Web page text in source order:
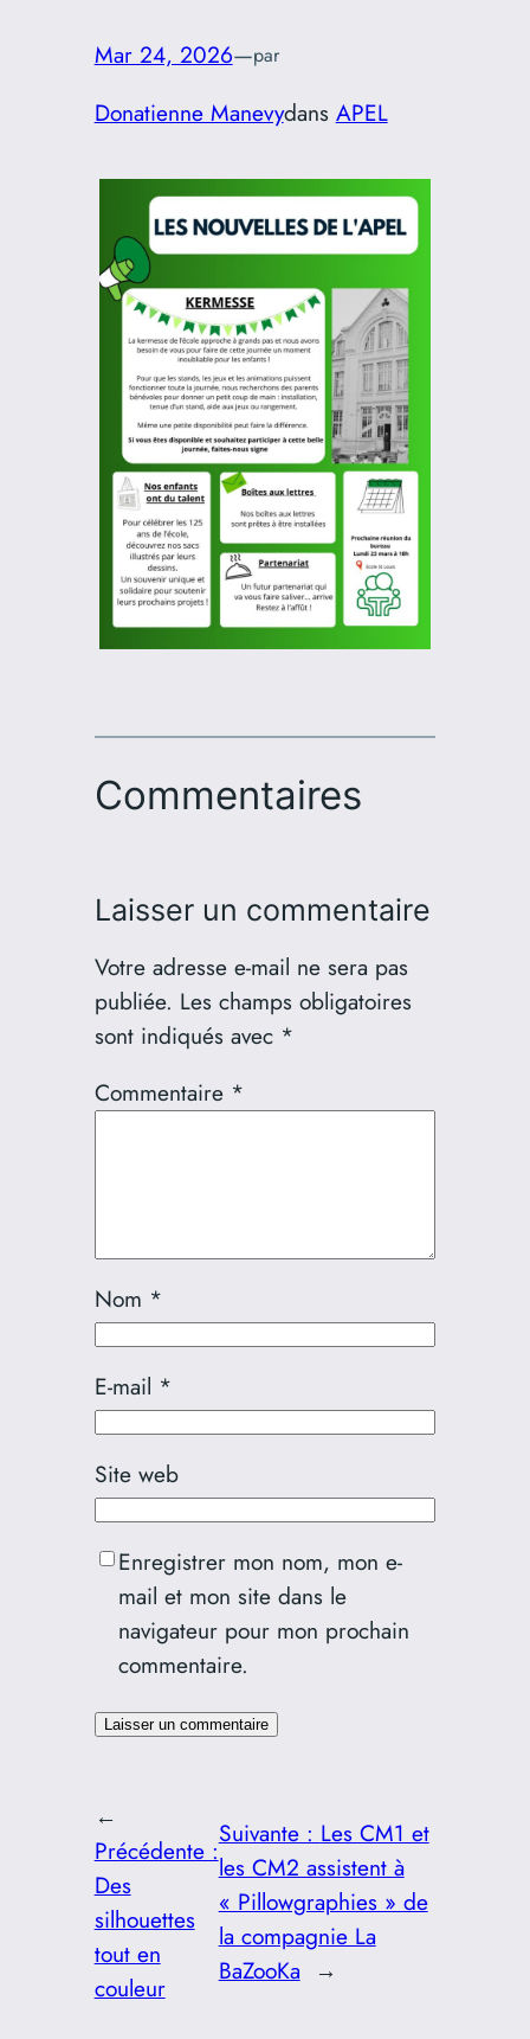
Mar 24, 2026—par
Donatienne Manevydans APEL
Commentaires
Laisser un commentaire
Votre adresse e-mail ne sera pas
publiée. Les champs obligatoires
sont indiqués avec *
Commentaire *
Nom *
E-mail *
Site web
Enregistrer mon nom, mon e-
mail et mon site dans le
navigateur pour mon prochain
commentaire.
←
Précédente :
Des
silhouettes
tout en
couleur
Suivante : Les CM1 et
les CM2 assistent à
« Pillowgraphies » de
la compagnie La
BaZooKa →